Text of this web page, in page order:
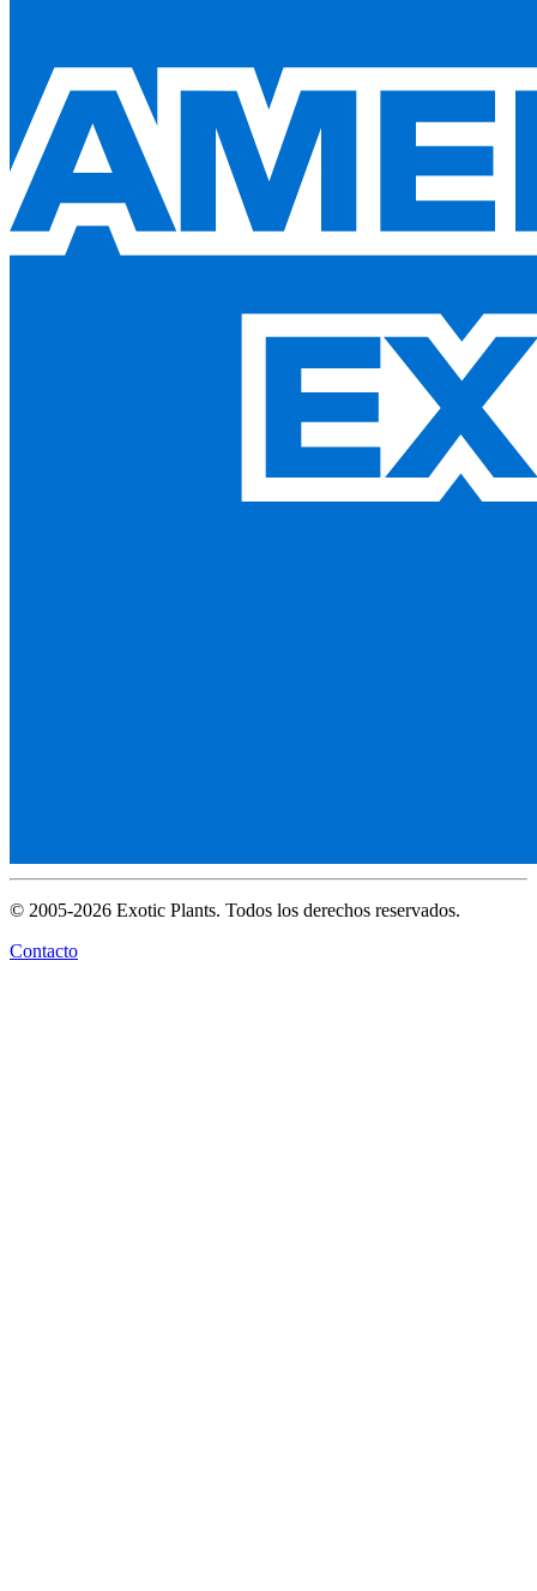
© 2005-2026 Exotic Plants. Todos los derechos reservados.
Contacto